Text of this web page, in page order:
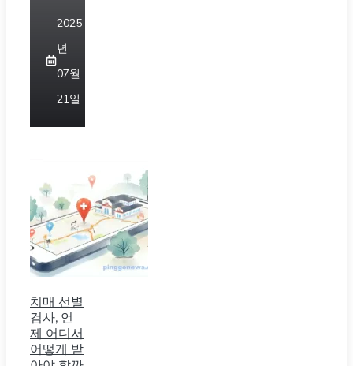
2025
년
07월
21일
치매 선별
검사, 언
제 어디서
어떻게 받